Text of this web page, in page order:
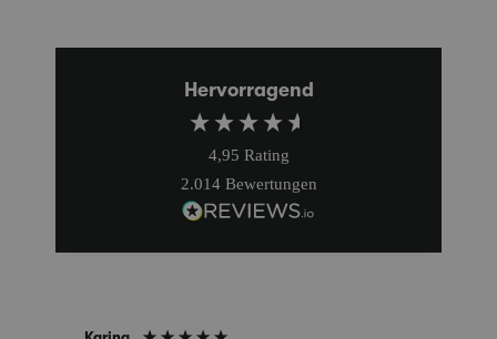
Hervorragend
4,95 Rating
2.014 Bewertungen